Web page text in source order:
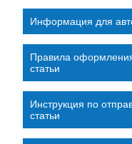
Информация для
Правила
статьи
Инструкция по
статьи